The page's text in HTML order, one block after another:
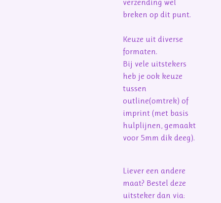
verzending wel
breken op dit punt.
Keuze uit diverse
formaten.
Bij vele uitstekers
heb je ook keuze
tussen
outline(omtrek) of
imprint (met basis
hulplijnen, gemaakt
voor 5mm dik deeg).
Liever een andere
maat? Bestel deze
uitsteker dan via: